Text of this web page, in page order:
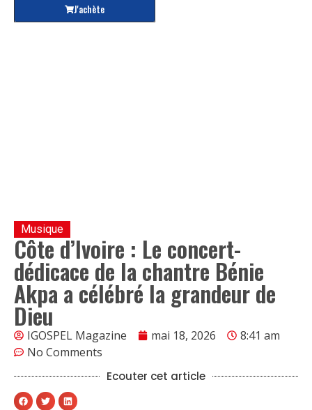
J'achète
Musique
Côte d’Ivoire : Le concert-
dédicace de la chantre Bénie
Akpa a célébré la grandeur de
Dieu
IGOSPEL Magazine mai 18, 2026
8:41 am
No Comments
Ecouter cet article